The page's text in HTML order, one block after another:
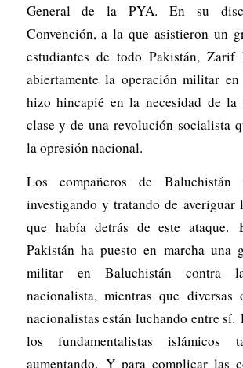
General de la PYA. En su
Convención, a la que asistieron un
estudiantes de todo Pakistán, Zarif
abiertamente la operación militar
hizo hincapié en la necesidad de la
clase y de una revolución socialista
la opresión nacional.
Los compañeros de Baluchistán
investigando y tratando de averiguar
que había detrás de este ataque.
Pakistán ha puesto en marcha una
militar en Baluchistán contra
nacionalista, mientras que diversas
nacionalistas están luchando entre sí.
los fundamentalistas islámicos
aumentando. Y para complicar las